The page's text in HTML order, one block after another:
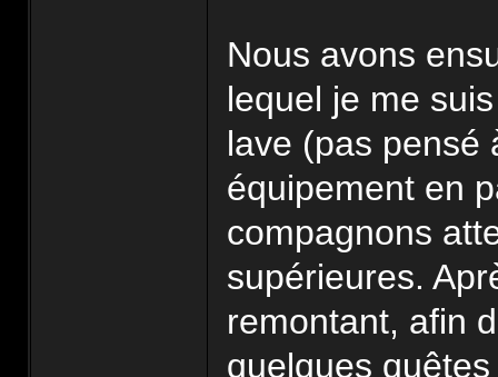
Nous avons
lequel je me
lave (pas pensé
équipement en
compagnons
supérieures.
remontant, afin
quelques